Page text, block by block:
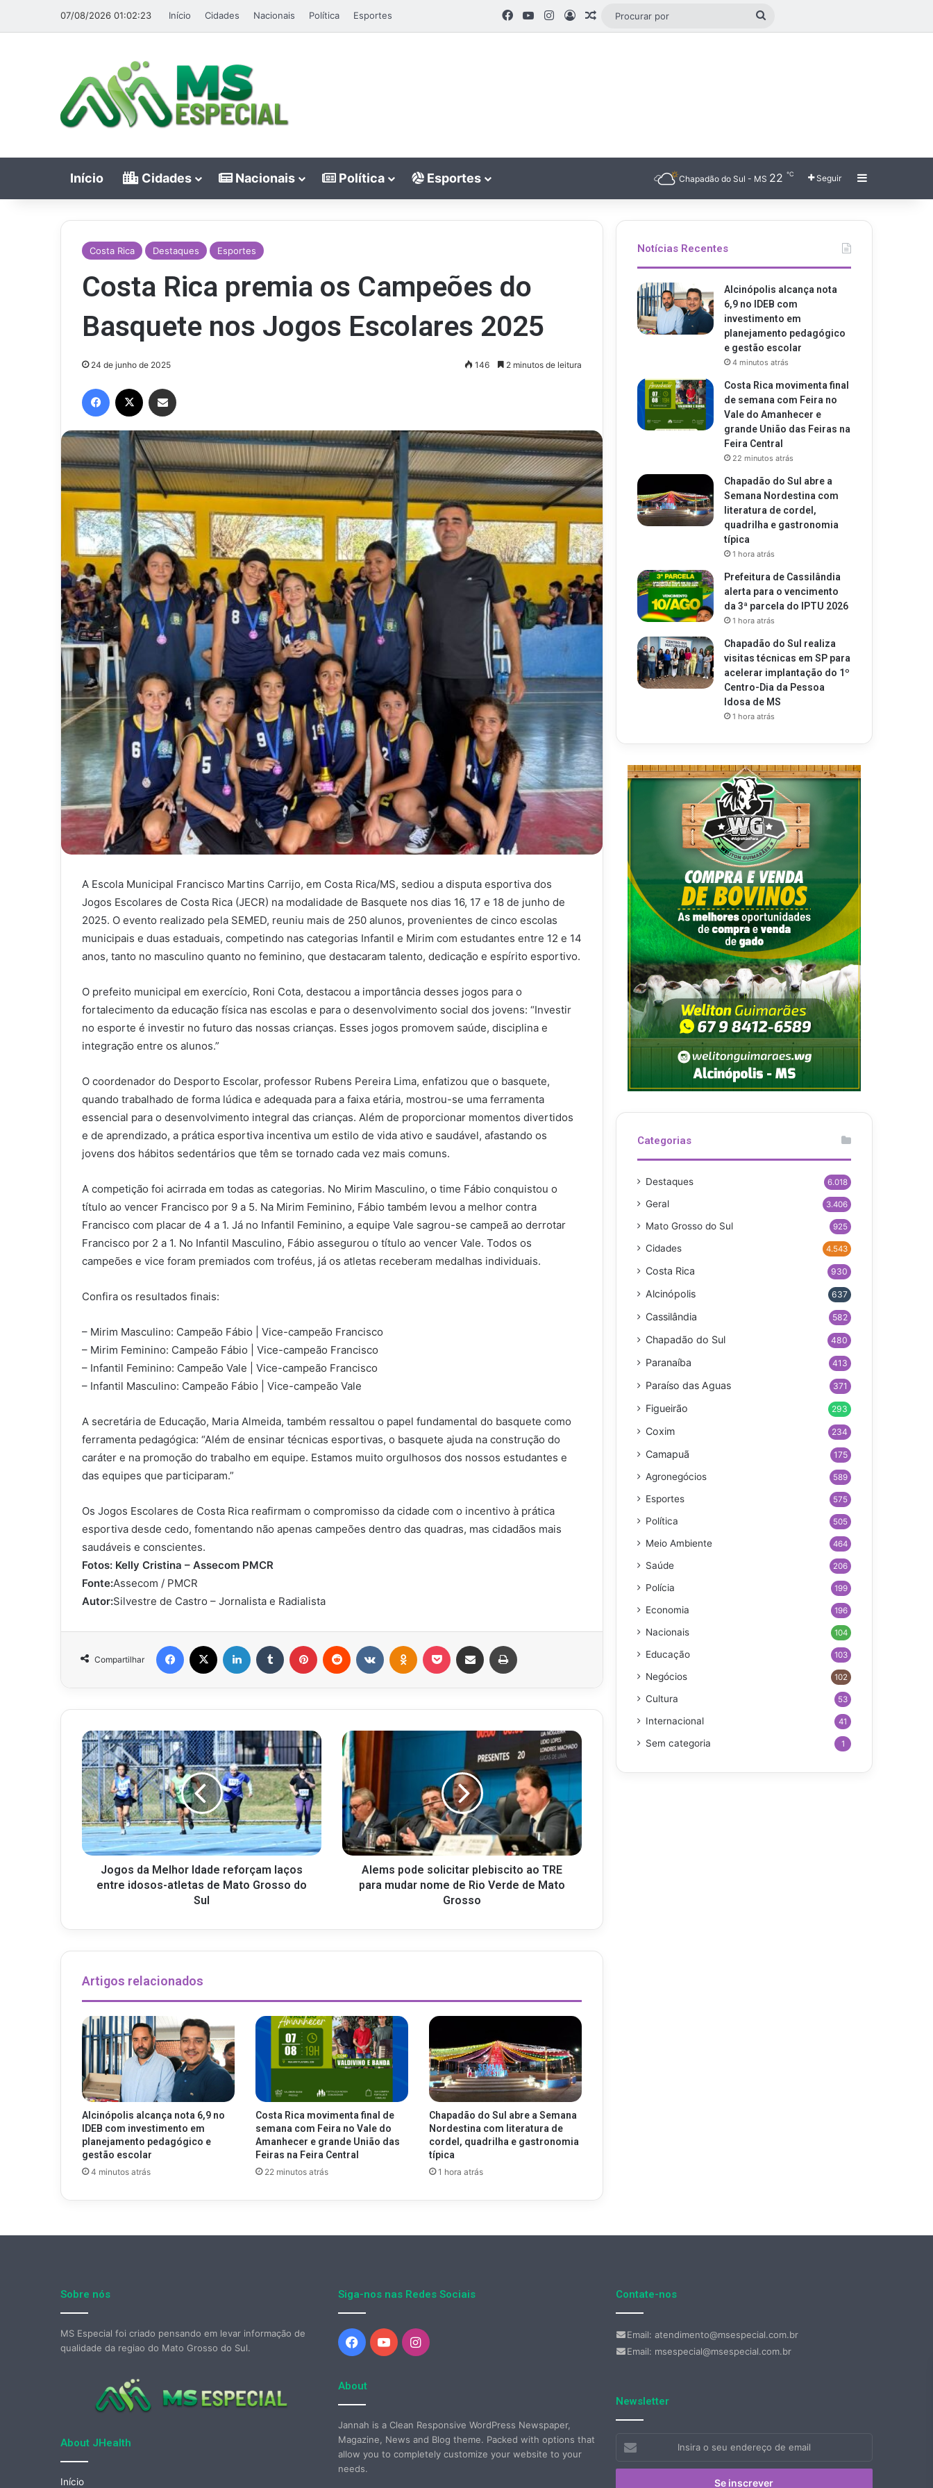
07/08/2026 01:02:23 Início Cidades Nacionais Política Esportes Facebook
YouTubeInstagram
EntrarArtigo aleatório
Início Cidades Nacionais Política Esportes Chapadão do Sul - MS 22 ℃ Seguir Barra Lateral
Costa Rica Destaques Esportes
Costa Rica premia os Campeões do
Basquete nos Jogos Escolares 2025
24 de junho de 2025 146 2 minutos de leitura
Facebook
A Escola Municipal Francisco Martins Carrijo, em Costa Rica/MS, sediou a disputa esportiva dos
Jogos Escolares de Costa Rica (JECR) na modalidade de Basquete nos dias 16, 17 e 18 de junho de
2025. O evento realizado pela SEMED, reuniu mais de 250 alunos, provenientes de cinco escolas
municipais e duas estaduais, competindo nas categorias Infantil e Mirim com estudantes entre 12 e 14
anos, tanto no masculino quanto no feminino, que destacaram talento, dedicação e espírito esportivo.
O prefeito municipal em exercício, Roni Cota, destacou a importância desses jogos para o
fortalecimento da educação física nas escolas e para o desenvolvimento social dos jovens: “Investir
no esporte é investir no futuro das nossas crianças. Esses jogos promovem saúde, disciplina e
integração entre os alunos.”
O coordenador do Desporto Escolar, professor Rubens Pereira Lima, enfatizou que o basquete,
quando trabalhado de forma lúdica e adequada para a faixa etária, mostrou-se uma ferramenta
essencial para o desenvolvimento integral das crianças. Além de proporcionar momentos divertidos
e de aprendizado, a prática esportiva incentiva um estilo de vida ativo e saudável, afastando os
jovens dos hábitos sedentários que têm se tornado cada vez mais comuns.
A competição foi acirrada em todas as categorias. No Mirim Masculino, o time Fábio conquistou o
título ao vencer Francisco por 9 a 5. Na Mirim Feminino, Fábio também levou a melhor contra
Francisco com placar de 4 a 1. Já no Infantil Feminino, a equipe Vale sagrou-se campeã ao derrotar
Francisco por 2 a 1. No Infantil Masculino, Fábio assegurou o título ao vencer Vale. Todos os
campeões e vice foram premiados com troféus, já os atletas receberam medalhas individuais.
Confira os resultados finais:
– Mirim Masculino: Campeão Fábio | Vice-campeão Francisco
– Mirim Feminino: Campeão Fábio | Vice-campeão Francisco
– Infantil Feminino: Campeão Vale | Vice-campeão Francisco
– Infantil Masculino: Campeão Fábio | Vice-campeão Vale
A secretária de Educação, Maria Almeida, também ressaltou o papel fundamental do basquete como
ferramenta pedagógica: “Além de ensinar técnicas esportivas, o basquete ajuda na construção do
caráter e na promoção do trabalho em equipe. Estamos muito orgulhosos dos nossos estudantes e
das equipes que participaram.”
Os Jogos Escolares de Costa Rica reafirmam o compromisso da cidade com o incentivo à prática
esportiva desde cedo, fomentando não apenas campeões dentro das quadras, mas cidadãos mais
saudáveis e conscientes.
Fotos: Kelly Cristina – Assecom PMCR
Fonte:Assecom / PMCR
Autor:Silvestre de Castro – Jornalista e Radialista
Compartilhar
Facebook Linkedin Tumblr Pinterest Reddit Pocket Compartilhar via e-mail
Jogos da Melhor Idade reforçam laços
entre idosos-atletas de Mato Grosso do
Sul
Alems pode solicitar plebiscito ao TRE
para mudar nome de Rio Verde de Mato
Grosso
Artigos relacionados
Alcinópolis alcança nota 6,9 no
IDEB com investimento em
planejamento pedagógico e
gestão escolar
4 minutos atrás
Costa Rica movimenta final de
semana com Feira no Vale do
Amanhecer e grande União das
Feiras na Feira Central
22 minutos atrás
Chapadão do Sul abre a Semana
Nordestina com literatura de
cordel, quadrilha e gastronomia
típica
1 hora atrás
Notícias Recentes
Alcinópolis alcança nota
6,9 no IDEB com
investimento em
planejamento pedagógico
e gestão escolar
4 minutos atrás
Costa Rica movimenta final
de semana com Feira no
Vale do Amanhecer e
grande União das Feiras na
Feira Central
22 minutos atrás
Chapadão do Sul abre a
Semana Nordestina com
literatura de cordel,
quadrilha e gastronomia
típica
1 hora atrás
Prefeitura de Cassilândia
alerta para o vencimento
da 3ª parcela do IPTU 2026
1 hora atrás
Chapadão do Sul realiza
visitas técnicas em SP para
acelerar implantação do 1º
Centro-Dia da Pessoa
Idosa de MS
1 hora atrás
Categorias
Destaques 6.018
Geral 3.406
Mato Grosso do Sul 925
Cidades 4.543
Costa Rica 930
Alcinópolis 637
Cassilândia 582
Chapadão do Sul 480
Paranaíba 413
Paraíso das Aguas 371
Figueirão 293
Coxim 234
Camapuã 175
Agronegócios 589
Esportes 575
Política 505
Meio Ambiente 464
Saúde 206
Polícia 199
Economia 196
Nacionais 104
Educação 103
Negócios 102
Cultura 53
Internacional 41
Sem categoria 1
Sobre nós
MS Especial foi criado pensando em levar informação de
qualidade da regiao do Mato Grosso do Sul.
About JHealth
Início
Siga-nos nas Redes Sociais
Facebook
YouTubeInstagram
About
Jannah is a Clean Responsive WordPress Newspaper,
Magazine, News and Blog theme. Packed with options that
allow you to completely customize your website to your
needs.
Contate-nos
Email: atendimento@msespecial.com.br
Email: msespecial@msespecial.com.br
Newsletter
seu